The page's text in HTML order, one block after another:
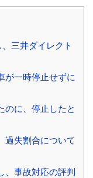
三井ダイレクト
が一時停止せずに
のに、停止したと
過失割合について
事故対応の評判